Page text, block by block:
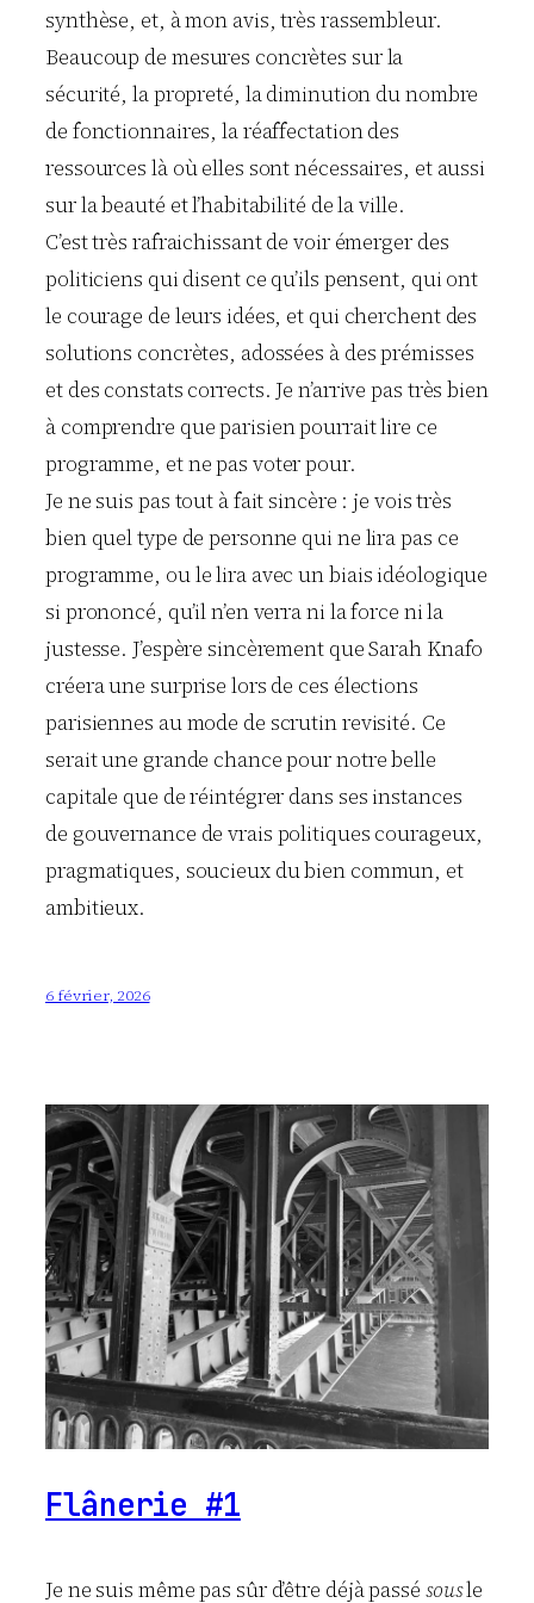
synthèse, et, à mon avis, très rassembleur.
Beaucoup de mesures concrètes sur la
sécurité, la propreté, la diminution du nombre
de fonctionnaires, la réaffectation des
ressources là où elles sont nécessaires, et aussi
sur la beauté et l’habitabilité de la ville.
C’est très rafraichissant de voir émerger des
politiciens qui disent ce qu’ils pensent, qui ont
le courage de leurs idées, et qui cherchent des
solutions concrètes, adossées à des prémisses
et des constats corrects. Je n’arrive pas très bien
à comprendre que parisien pourrait lire ce
programme, et ne pas voter pour.
Je ne suis pas tout à fait sincère : je vois très
bien quel type de personne qui ne lira pas ce
programme, ou le lira avec un biais idéologique
si prononcé, qu’il n’en verra ni la force ni la
justesse. J’espère sincèrement que Sarah Knafo
créera une surprise lors de ces élections
parisiennes au mode de scrutin revisité. Ce
serait une grande chance pour notre belle
capitale que de réintégrer dans ses instances
de gouvernance de vrais politiques courageux,
pragmatiques, soucieux du bien commun, et
ambitieux.
6 février, 2026
Flânerie #1
Je ne suis même pas sûr d’être déjà passé sousle